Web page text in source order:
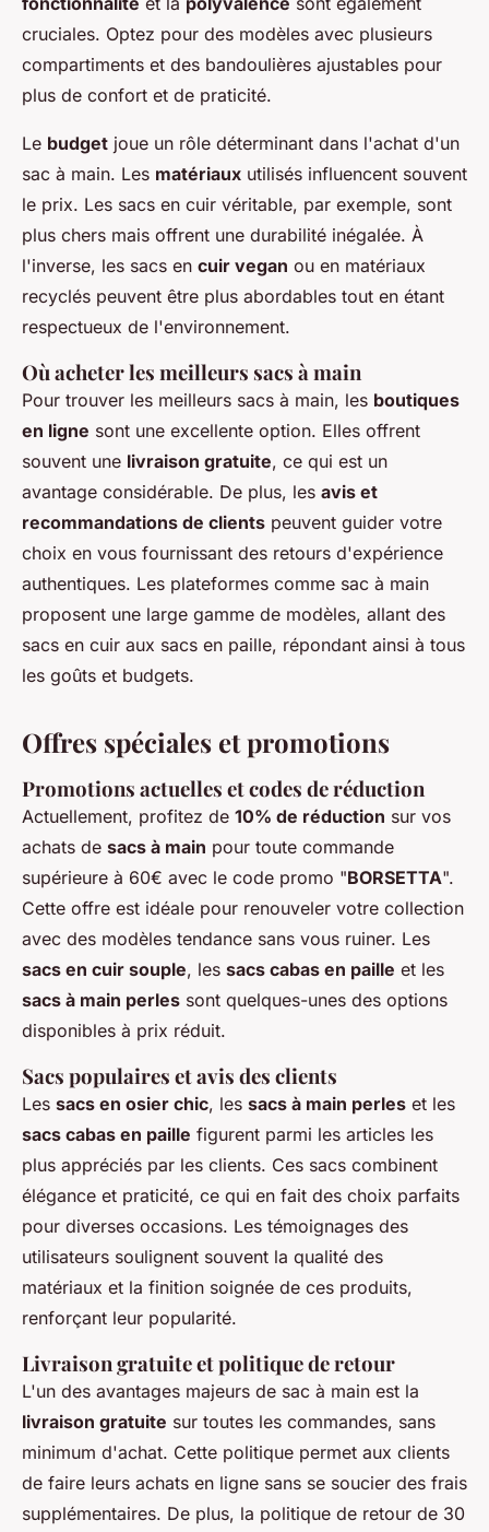
cruciales. Optez pour des modèles avec plusieurs
compartiments et des bandoulières ajustables pour
plus de confort et de praticité.
Le budget joue un rôle déterminant dans l'achat d'un
sac à main. Les matériaux utilisés influencent souvent
le prix. Les sacs en cuir véritable, par exemple, sont
plus chers mais offrent une durabilité inégalée. À
l'inverse, les sacs en cuir vegan ou en matériaux
recyclés peuvent être plus abordables tout en étant
respectueux de l'environnement.
Où acheter les meilleurs sacs à main
Pour trouver les meilleurs sacs à main, les boutiques
en ligne sont une excellente option. Elles offrent
souvent une livraison gratuite, ce qui est un
avantage considérable. De plus, les avis et
recommandations de clients peuvent guider votre
choix en vous fournissant des retours d'expérience
authentiques. Les plateformes comme sac à main
proposent une large gamme de modèles, allant des
sacs en cuir aux sacs en paille, répondant ainsi à tous
les goûts et budgets.
Offres spéciales et promotions
Promotions actuelles et codes de réduction
Actuellement, profitez de 10% de réduction sur vos
achats de sacs à main pour toute commande
supérieure à 60€ avec le code promo "BORSETTA".
Cette offre est idéale pour renouveler votre collection
avec des modèles tendance sans vous ruiner. Les
sacs en cuir souple, les sacs cabas en paille et les
sacs à main perles sont quelques-unes des options
disponibles à prix réduit.
Sacs populaires et avis des clients
Les sacs en osier chic, les sacs à main perles et les
sacs cabas en paille figurent parmi les articles les
plus appréciés par les clients. Ces sacs combinent
élégance et praticité, ce qui en fait des choix parfaits
pour diverses occasions. Les témoignages des
utilisateurs soulignent souvent la qualité des
matériaux et la finition soignée de ces produits,
renforçant leur popularité.
Livraison gratuite et politique de retour
L'un des avantages majeurs de sac à main est la
livraison gratuite sur toutes les commandes, sans
minimum d'achat. Cette politique permet aux clients
de faire leurs achats en ligne sans se soucier des frais
supplémentaires. De plus, la politique de retour de 30